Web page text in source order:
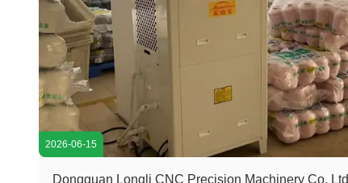
2026-06-15
Dongguan Longli CNC Precision Machinery Co, Ltd